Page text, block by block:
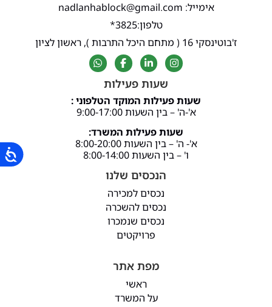
מפת אתר
ראשי
על המשרד
הנכסים שלנו
נכסים למכירה
נכסים להשכרה
נכסים שנמכרו
פרויקטים
שעות פעילות
שעות פעילות המוקד הטלפוני :
א'-ה' – בין השעות 9:00-17:00
שעות פעילות המשרד:
א'- ה' – בין השעות 8:00-20:00
ו' – בין השעות 8:00-14:00
אימייל: nadlanhablock@gmail.com
טלפון:3825*
ז'בוטינסקי 16 ( מתחם היכל התרבות ), ראשון לציון